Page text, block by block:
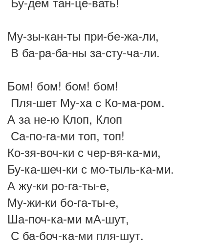
Му-зы-кан-ты при-бе-жа-ли,
В ба-ра-ба-ны за-сту-ча-ли.
Бом! бом! бом! бом!
Пля-шет Му-ха с Ко-ма-ром.
А за не-ю Клоп, Клоп
Са-по-га-ми топ, топ!
Ко-зя-воч-ки с чер-вя-ка-ми,
Бу-ка-шеч-ки с мо-тыль-ка-ми.
А жу-ки ро-га-ты-е,
Му-жи-ки бо-га-ты-е,
Ша-поч-ка-ми мА-шут,
С ба-боч-ка-ми пля-шут.